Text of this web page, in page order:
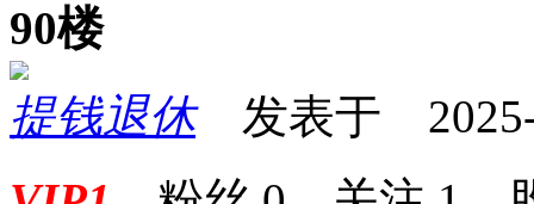
90楼
提钱退休发表于 2025-